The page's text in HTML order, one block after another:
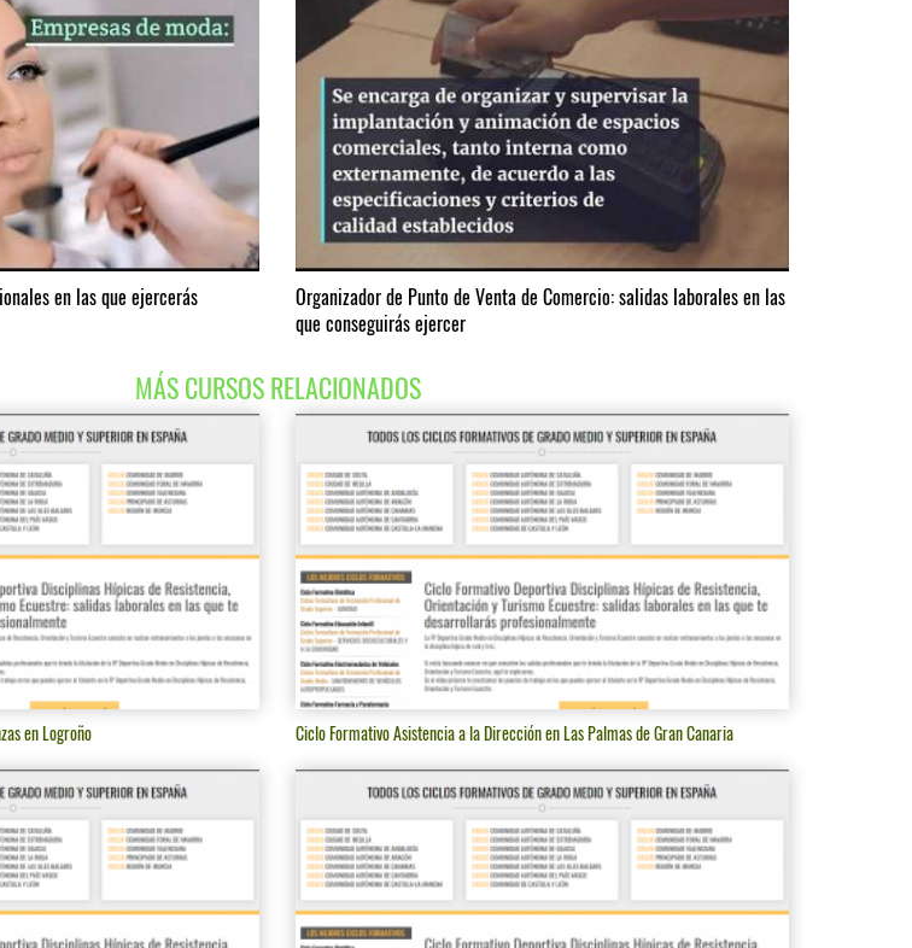
en las que ejercerás
Organizador de Punto de Venta de Comercio: salidas laborales en las
que conseguirás ejercer
MÁS CURSOS RELACIONADOS
en Logroño Ciclo Formativo Asistencia a la Dirección en Las Palmas de Gran Canaria